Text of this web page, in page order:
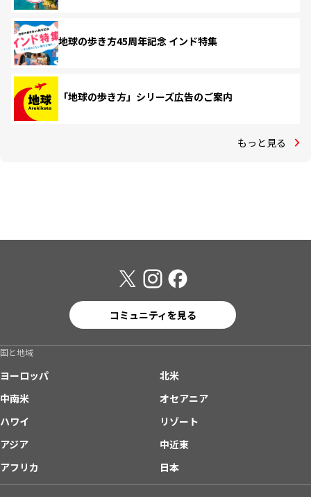
地球の歩き方45周年記念 インド特集
「地球の歩き方」シリーズ広告のご案内
もっと見る
コミュニティを見る
国と地域
ヨーロッパ
北米
中南米
オセアニア
ハワイ
リゾート
アジア
中近東
アフリカ
日本